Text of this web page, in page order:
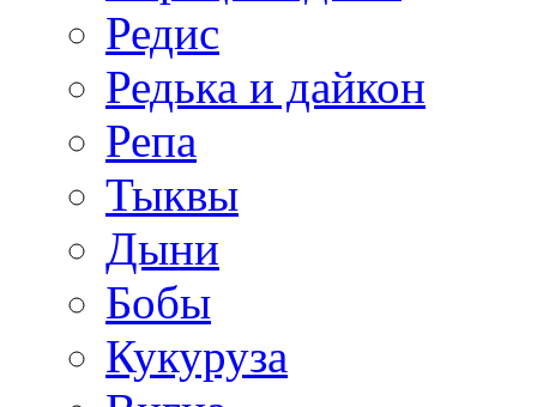
Редис
Редька и дайкон
Репа
Тыквы
Дыни
Бобы
Кукуруза